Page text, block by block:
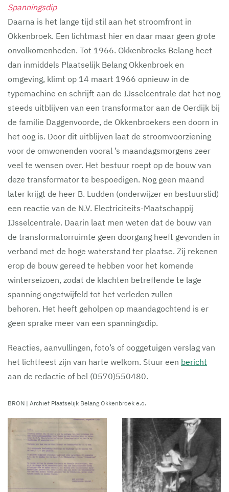
Spanningsdip
Daarna is het lange tijd stil aan het stroomfront in
Okkenbroek. Een lichtmast hier en daar maar geen grote
onvolkomenheden. Tot 1966. Okkenbroeks Belang heet
dan inmiddels Plaatselijk Belang Okkenbroek en
omgeving, klimt op 14 maart 1966 opnieuw in de
typemachine en schrijft aan de IJsselcentrale dat het nog
steeds uitblijven van een transformator aan de Oerdijk bij
de familie Daggenvoorde, de Okkenbroekers een doorn in
het oog is. Door dit uitblijven laat de stroomvoorziening
voor de omwonenden vooral ’s maandagsmorgens zeer
veel te wensen over. Het bestuur roept op de bouw van
deze transformator te bespoedigen. Nog geen maand
later krijgt de heer B. Ludden (onderwijzer en bestuurslid)
een reactie van de N.V. Electriciteits-Maatschappij
IJsselcentrale. Daarin laat men weten dat de bouw van
de transformatorruimte geen doorgang heeft gevonden in
verband met de hoge waterstand ter plaatse. Zij rekenen
erop de bouw gereed te hebben voor het komende
winterseizoen, zodat de klachten betreffende te lage
spanning ongetwijfeld tot het verleden zullen
behoren. Het heeft geholpen op maandagochtend is er
geen sprake meer van een spanningsdip.
Reacties, aanvullingen, foto’s of ooggetuigen verslag van
het lichtfeest zijn van harte welkom. Stuur een bericht
aan de redactie of bel (0570)550480.
BRON | Archief Plaatselijk Belang Okkenbroek e.o.